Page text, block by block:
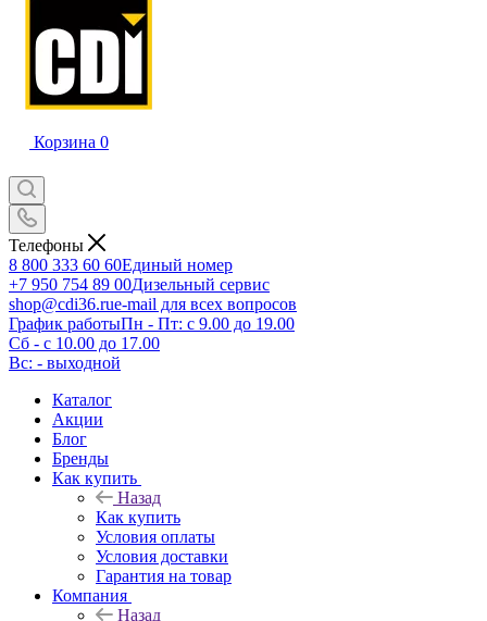
Корзина 0
Телефоны
8 800 333 60 60Единый номер
+7 950 754 89 00Дизельный сервис
shop@cdi36.rue-mail для всех вопросов
График работыПн - Пт: с 9.00 до 19.00
Сб - с 10.00 до 17.00
Вс: - выходной
Каталог
Акции
Блог
Бренды
Как купить
Назад
Как купить
Условия оплаты
Условия доставки
Гарантия на товар
Компания
Назад